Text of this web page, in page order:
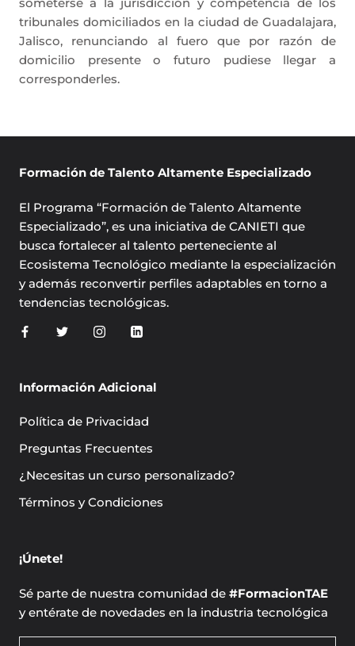
tribunales domiciliados en la ciudad de Guadalajara,
Jalisco, renunciando al fuero que por razón de
domicilio presente o futuro pudiese llegar a
corresponderles.
Formación de Talento Altamente Especializado
El Programa “Formación de Talento Altamente
Especializado”, es una iniciativa de CANIETI que
busca fortalecer al talento perteneciente al
Ecosistema Tecnológico mediante la especialización
y además reconvertir perfiles adaptables en torno a
tendencias tecnológicas.
Información Adicional
Política de Privacidad
Preguntas Frecuentes
¿Necesitas un curso personalizado?
Términos y Condiciones
¡Únete!
Sé parte de nuestra comunidad de #FormacionTAE
y entérate de novedades en la industria tecnológica